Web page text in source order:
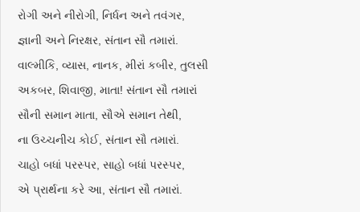
રોગી અને નીરોગી, નિર્ધન અને તવંગર,
જ્ઞાની અને નિરક્ષર, સંતાન સૌ તમારાં.
વાલ્મીકિ, વ્યાસ, નાનક, મીરાં કબીર, તુલસી
અકબર, શિવાજી, માતા! સંતાન સૌ તમારાં
સૌની સમાન માતા, સૌએ સમાન તેથી,
ના ઉચ્ચનીચ કોઈ, સંતાન સૌ તમારાં.
ચાહો બધાં પરસ્પર, સાહો બધાં પરસ્પર,
એ પ્રાર્થના કરે આ, સંતાન સૌ તમારાં.